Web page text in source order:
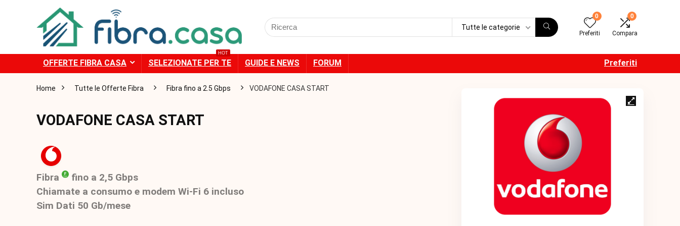
Cercare:
Tutte le categorie
0
Preferiti
0
Compara
OFFERTE FIBRA CASA SELEZIONATE PER TE
HOT
GUIDE E NEWS FORUM Preferiti
Home Tutte le Offerte Fibra Fibra fino a 2.5 Gbps VODAFONE CASA START
VODAFONE CASA START
Fibra
fino a 2,5 Gbps
Chiamate a consumo e modem Wi-Fi 6 incluso
Sim Dati 50 Gb/mese